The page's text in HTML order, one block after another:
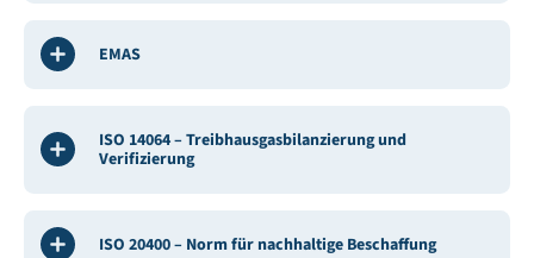
EMAS
ISO 14064 – Treibhausgasbilanzierung und
Verifizierung
ISO 20400 – Norm für nachhaltige Beschaffung